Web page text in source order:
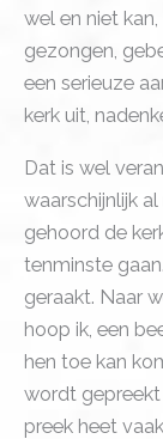
wel en niet
gezongen,
een serieuze
kerk uit,
Dat is wel
waarschijnlijk
gehoord de
tenminste
geraakt. Naar
hoop ik, een
hen toe kan
wordt gepreekt
preek heet